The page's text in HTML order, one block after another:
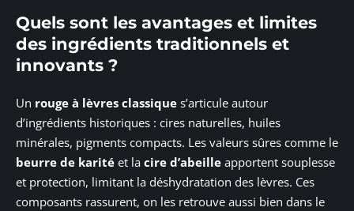
Quels sont les avantages et limites
des ingrédients traditionnels et
innovants ?
Un rouge à lèvres classique s’articule autour
d’ingrédients historiques : cires naturelles, huiles
minérales, pigments compacts. Les valeurs sûres comme le
beurre de karité et la cire d’abeille apportent souplesse
et protection, limitant la déshydratation des lèvres. Ces
composants rassurent, on les retrouve aussi bien dans le